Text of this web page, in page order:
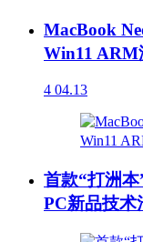
MacBook
Win11 ARM
4 04.13
首款“打洲
PC新品技术